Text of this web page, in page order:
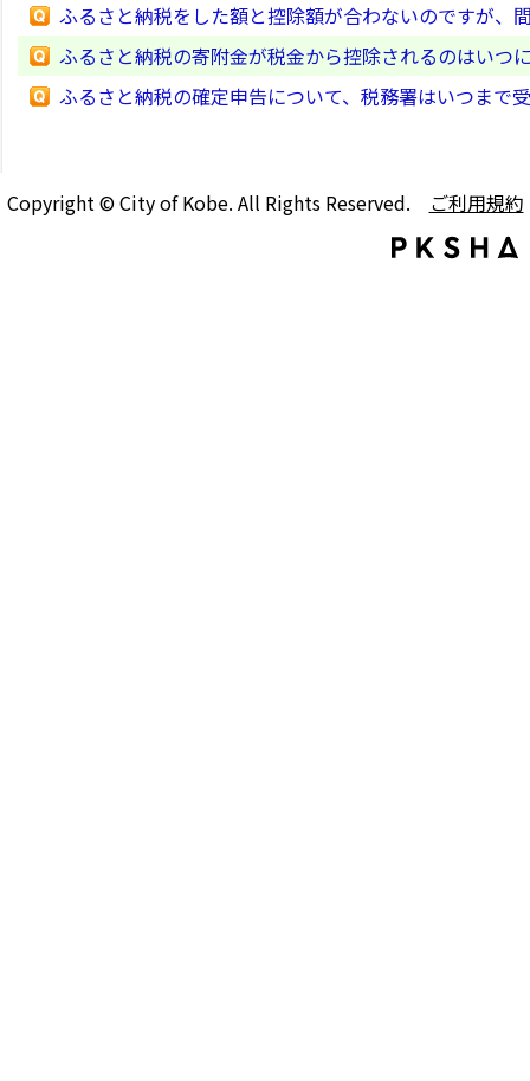
ふるさと納税をした額と控除額が合わないのですが、
ふるさと納税の寄附金が税金から控除されるのはいつ
ふるさと納税の確定申告について、税務署はいつまで
Copyright © City of Kobe. All Rights Reserved. ご利用規約